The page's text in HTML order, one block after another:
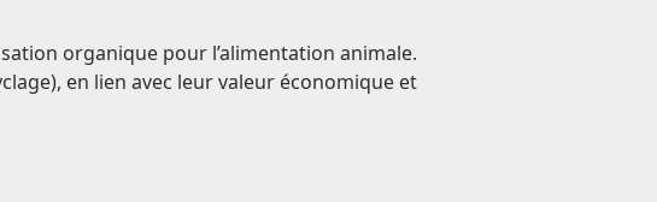
organique pour l’alimentation animale.
en lien avec leur valeur économique et